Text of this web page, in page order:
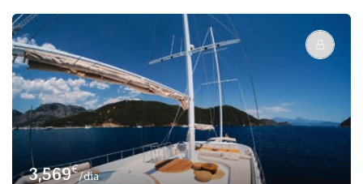
3,569€
/dia